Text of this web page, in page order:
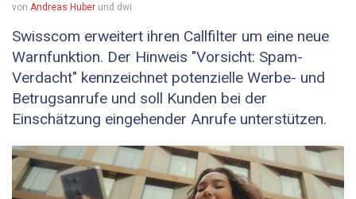
von Andreas Huber und dwi
Swisscom erweitert ihren Callfilter um eine neue
Warnfunktion. Der Hinweis "Vorsicht: Spam-
Verdacht" kennzeichnet potenzielle Werbe- und
Betrugsanrufe und soll Kunden bei der
Einschätzung eingehender Anrufe unterstützen.